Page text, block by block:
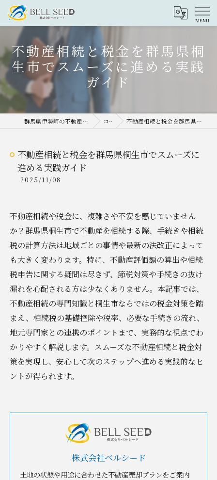
不動産相続と税金を群馬県桐
生市でスムーズに進める実践
ガイド
群馬県伊勢崎の不動産売却なら株式会社ベルシード コラム 不動産相続と税金を群馬県桐生市でスムーズに進める実践ガイド
不動産相続と税金を群馬県桐生市でスムーズに
進める実践ガイド
2025/11/08
不動産相続や税金に、複雑さや不安を感じていません
か？群馬県桐生市で不動産を相続する際、手続きや相続
税の計算方法は地域ごとの事情や最新の法改正によって
も大きく変わります。特に、不動産評価額の算出や相続
税申告に関する疑問は尽きず、節税対策や手続きの抜け
漏れを心配される方は少なくありません。本記事では、
不動産相続の専門知識と桐生市ならではの税金対策を踏
まえ、相続税の基礎控除や税率、必要な手続きの流れ、
地元専門家との連携のポイントまで、実務的な視点でわ
かりやすく解説します。スムーズな不動産相続と税金対
策を実現し、安心して次のステップへ進める実践的なヒ
ントが得られます。
株式会社ベルシード
土地の状態や用途に合わせた不動産売却プランをご案内